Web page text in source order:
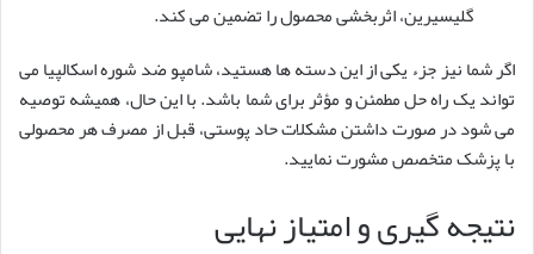
گلیسیرین، اثربخشی محصول را تضمین می کند.
اگر شما نیز جزء یکی از این دسته ها هستید، شامپو ضد شوره اسکالپیا می
تواند یک راه حل مطمئن و مؤثر برای شما باشد. با این حال، همیشه توصیه
می شود در صورت داشتن مشکلات حاد پوستی، قبل از مصرف هر محصولی
با پزشک متخصص مشورت نمایید.
نتیجه گیری و امتیاز نهایی